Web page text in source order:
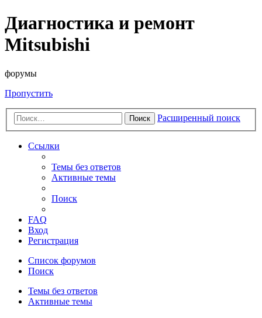
Диагностика и ремонт
Mitsubishi
форумы
Пропустить
Поиск Расширенный поиск
Ссылки
Темы без ответов
Активные темы
Поиск
FAQ
Вход
Регистрация
Список форумов
Поиск
Темы без ответов
Активные темы